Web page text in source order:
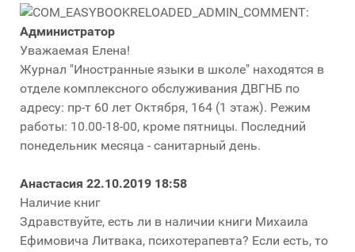
Администратор
Уважаемая Елена!
Журнал "Иностранные языки в школе" находятся в
отделе комплексного обслуживания ДВГНБ по
адресу: пр-т 60 лет Октября, 164 (1 этаж). Режим
работы: 10.00-18-00, кроме пятницы. Последний
понедельник месяца - санитарный день.
Анастасия 22.10.2019 18:58
Наличие книг
Здравствуйте, есть ли в наличии книги Михаила
Ефимовича Литвака, психотерапевта? Если есть, то